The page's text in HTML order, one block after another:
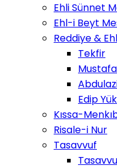
Ehli Sünnet
Ehl-i Beyt
Reddiye &
Tekfir
Edip
Kıssa-
Risale-i Nur
Tasavvuf